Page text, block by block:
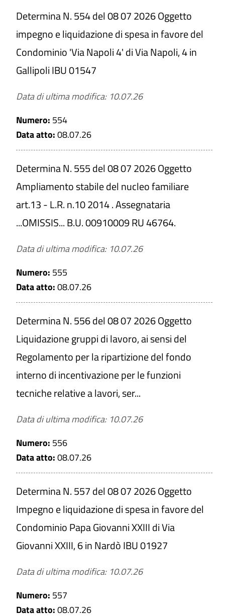
Determina N. 554 del 08 07 2026 Oggetto
impegno e liquidazione di spesa in favore del
Condominio 'Via Napoli 4' di Via Napoli, 4 in
Gallipoli IBU 01547
Data di ultima modifica: 10.07.26
Numero: 554
Data atto:08.07.26
Determina N. 555 del 08 07 2026 Oggetto
Ampliamento stabile del nucleo familiare
art.13 - L.R. n.10 2014 . Assegnataria
...OMISSIS... B.U. 00910009 RU 46764.
Data di ultima modifica: 10.07.26
Numero: 555
Data atto:08.07.26
Determina N. 556 del 08 07 2026 Oggetto
Liquidazione gruppi di lavoro, ai sensi del
Regolamento per la ripartizione del fondo
interno di incentivazione per le funzioni
tecniche relative a lavori, ser...
Data di ultima modifica: 10.07.26
Numero: 556
Data atto:08.07.26
Determina N. 557 del 08 07 2026 Oggetto
Impegno e liquidazione di spesa in favore del
Condominio Papa Giovanni XXIII di Via
Giovanni XXIII, 6 in Nardò IBU 01927
Data di ultima modifica: 10.07.26
Numero: 557
Data atto:08.07.26